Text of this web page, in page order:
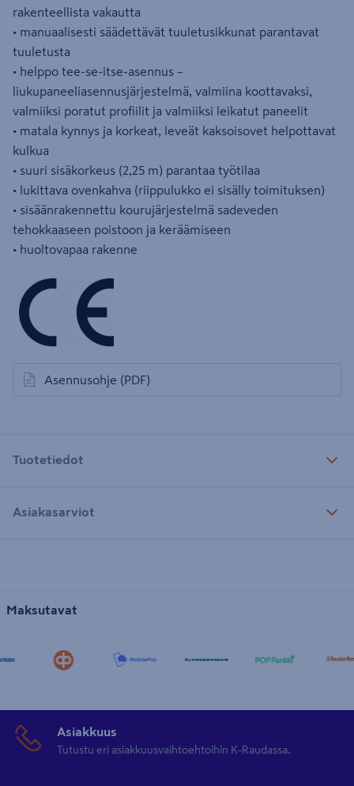
rakenteellista vakautta
• manuaalisesti säädettävät tuuletusikkunat parantavat
tuuletusta
• helppo tee-se-itse-asennus –
liukupaneeliasennusjärjestelmä, valmiina koottavaksi,
valmiiksi poratut profiilit ja valmiiksi leikatut paneelit
• matala kynnys ja korkeat, leveät kaksoisovet helpottavat
kulkua
• suuri sisäkorkeus (2,25 m) parantaa työtilaa
• lukittava ovenkahva (riippulukko ei sisälly toimituksen)
• sisäänrakennettu kourujärjestelmä sadeveden
tehokkaaseen poistoon ja keräämiseen
• huoltovapaa rakenne
Asennusohje (PDF)
avautuu uuteen välilehteen
Tuotetiedot
Asiakasarviot
Maksutavat
Asiakkuus
Tutustu eri asiakkuusvaihtoehtoihin K-Raudassa.